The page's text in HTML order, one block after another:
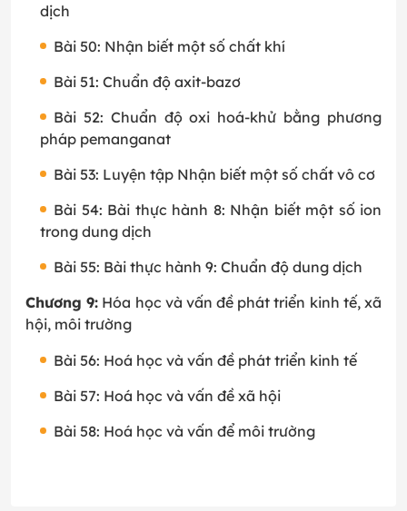
dịch
Bài 50: Nhận biết một số chất khí
Bài 51: Chuẩn độ axit-bazơ
Bài 52: Chuẩn độ oxi hoá-khử bằng phương
pháp pemanganat
Bài 53: Luyện tập Nhận biết một số chất vô cơ
Bài 54: Bài thực hành 8: Nhận biết một số ion
trong dung dịch
Bài 55: Bài thực hành 9: Chuẩn độ dung dịch
Chương 9: Hóa học và vấn đề phát triển kinh tế, xã
hội, môi trường
Bài 56: Hoá học và vấn đề phát triển kinh tế
Bài 57: Hoá học và vấn đề xã hội
Bài 58: Hoá học và vấn để môi trường